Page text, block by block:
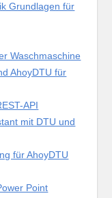
Grundlagen für
Waschmaschine
AhoyDTU für
API
mit DTU und
für AhoyDTU
Point